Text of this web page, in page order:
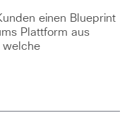
einen Blueprint
Plattform aus
welche